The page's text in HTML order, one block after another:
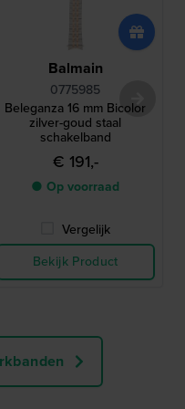
Balmain
0775985
Beleganza 16 mm Bicolor
zilver-goud staal
schakelband
€ 191,-
● Op voorraad
Vergelijk
Bekijk Product